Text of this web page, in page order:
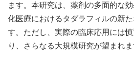
ます。本研究は、薬剤の多面的な
化医療におけるタダラフィルの新
す。ただし、実際の臨床応用には
り、さらなる大規模研究が望まれま